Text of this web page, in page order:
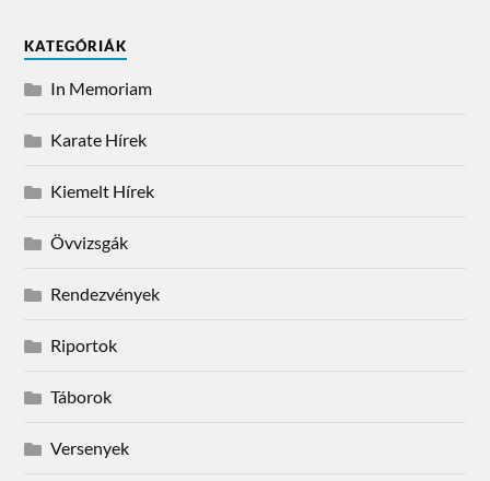
KATEGÓRIÁK
In Memoriam
Karate Hírek
Kiemelt Hírek
Övvizsgák
Rendezvények
Riportok
Táborok
Versenyek